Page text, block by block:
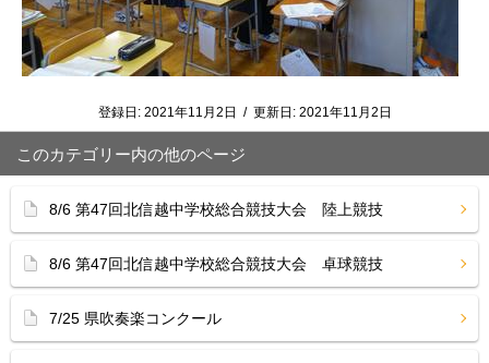
登録日: 2021年11月2日 / 更新日: 2021年11月2日
このカテゴリー内の他のページ
8/6 第47回北信越中学校総合競技大会 陸上競技
8/6 第47回北信越中学校総合競技大会 卓球競技
7/25 県吹奏楽コンクール